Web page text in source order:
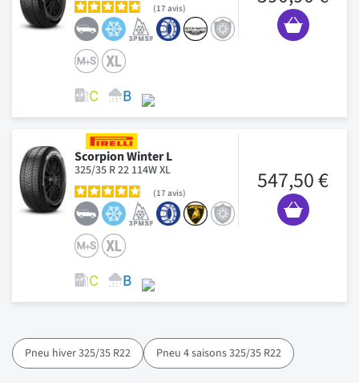
17 avis
Scorpion Winter L
325/35 R 22 114W XL
17 avis 547,50 €
Pneu hiver 325/35 R22 Pneu 4 saisons 325/35 R22